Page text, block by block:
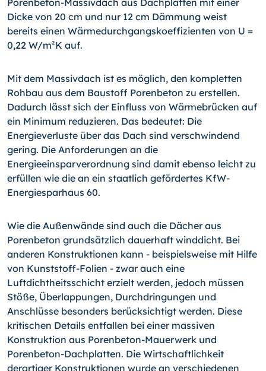
Porenbeton-Massivdach aus Dachplatten mit einer
Dicke von 20 cm und nur 12 cm Dämmung weist
bereits einen Wärmedurchgangskoeffizienten von U =
0,22 W/m²K auf.
Mit dem Massivdach ist es möglich, den kompletten
Rohbau aus dem Baustoff Porenbeton zu erstellen.
Dadurch lässt sich der Einfluss von Wärmebrücken auf
ein Minimum reduzieren. Das bedeutet: Die
Energieverluste über das Dach sind verschwindend
gering. Die Anforderungen an die
Energieeinsparverordnung sind damit ebenso leicht zu
erfüllen wie die an ein staatlich gefördertes KfW-
Energiesparhaus 60.
Wie die Außenwände sind auch die Dächer aus
Porenbeton grundsätzlich dauerhaft winddicht. Bei
anderen Konstruktionen kann - beispielsweise mit Hilfe
von Kunststoff-Folien - zwar auch eine
Luftdichtheitsschicht erzielt werden, jedoch müssen
Stöße, Überlappungen, Durchdringungen und
Anschlüsse besonders berücksichtigt werden. Diese
kritischen Details entfallen bei einer massiven
Konstruktion aus Porenbeton-Mauerwerk und
Porenbeton-Dachplatten. Die Wirtschaftlichkeit
derartiger Konstruktionen wurde an verschiedenen